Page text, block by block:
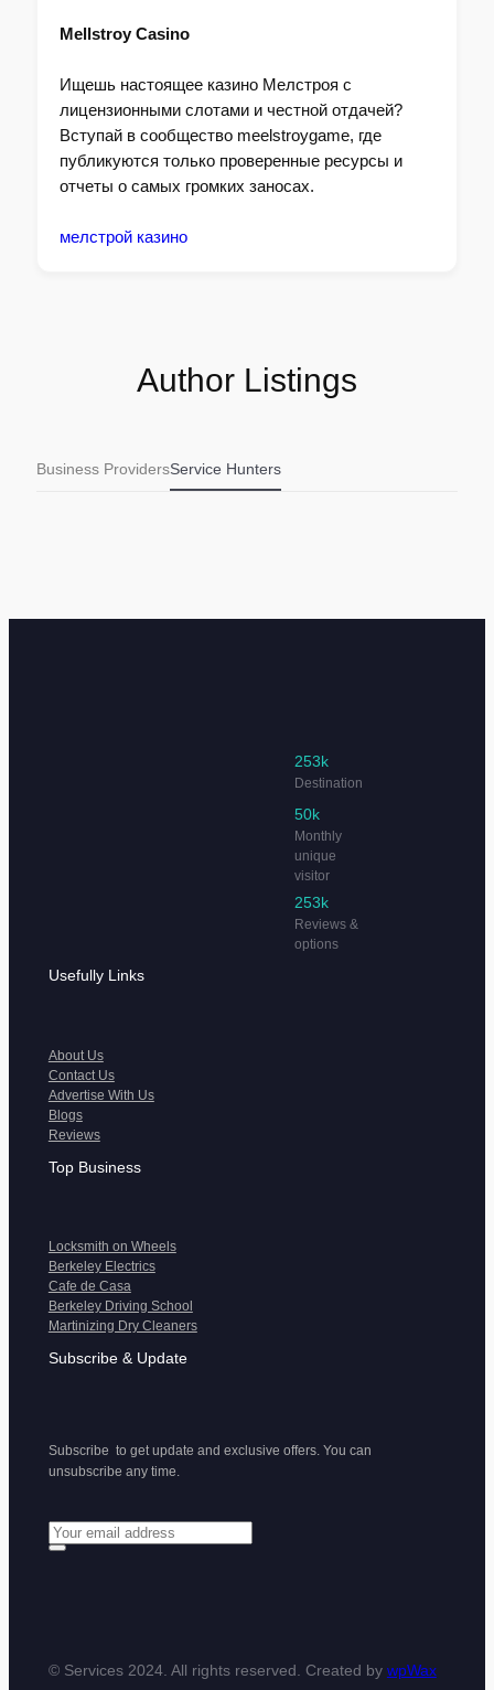
Mellstroy Casino
Ищешь настоящее казино Мелстроя с
лицензионными слотами и честной отдачей?
Вступай в сообщество meelstroygame, где
публикуются только проверенные ресурсы и
отчеты о самых громких заносах.
мелстрой казино
Author Listings
Business ProvidersService Hunters
253k
Destination
50k
Monthly
unique
visitor
253k
Reviews &
options
Usefully Links
About Us
Contact Us
Advertise With Us
Blogs
Reviews
Top Business
Locksmith on Wheels
Berkeley Electrics
Cafe de Casa
Berkeley Driving School
Martinizing Dry Cleaners
Subscribe & Update
Subscribe to get update and exclusive offers. You can
unsubscribe any time.
© Services 2024. All rights reserved. Created by wpWax